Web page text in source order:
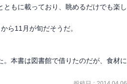
もに載っており、眺めるだけでも楽し
ら11月が旬だそうだ。
本書は図書館で借りたのだが、食材に